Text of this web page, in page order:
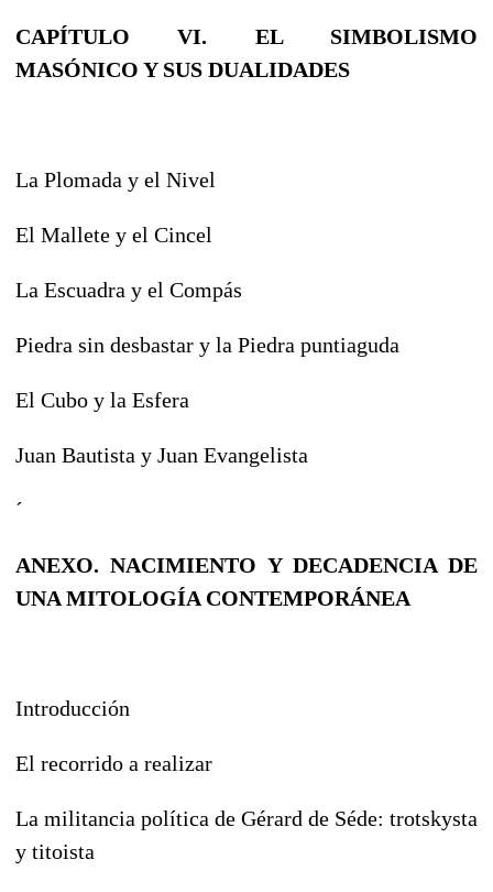
CAPÍTULO VI. EL SIMBOLISMO
MASÓNICO Y SUS DUALIDADES
La Plomada y el Nivel
El Mallete y el Cincel
La Escuadra y el Compás
Piedra sin desbastar y la Piedra puntiaguda
El Cubo y la Esfera
Juan Bautista y Juan Evangelista
´
ANEXO. NACIMIENTO Y DECADENCIA DE
UNA MITOLOGÍA CONTEMPORÁNEA
Introducción
El recorrido a realizar
La militancia política de Gérard de Séde: trotskysta
y titoista